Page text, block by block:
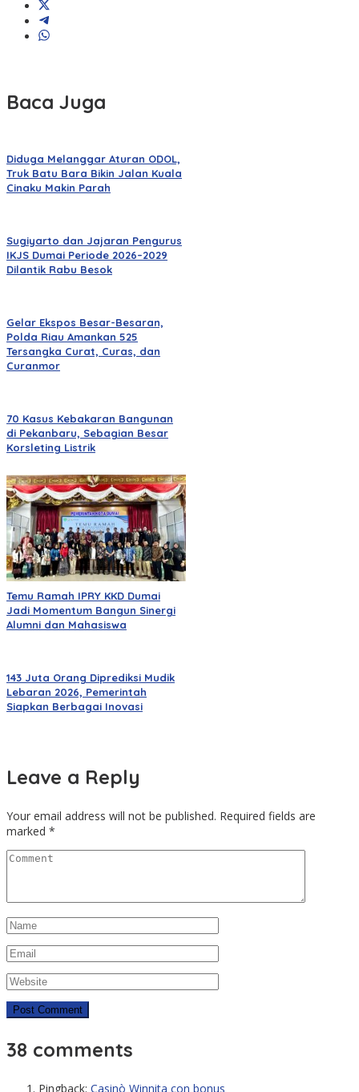
Baca Juga
Diduga Melanggar Aturan ODOL,
Truk Batu Bara Bikin Jalan Kuala
Cinaku Makin Parah
Sugiyarto dan Jajaran Pengurus
IKJS Dumai Periode 2026–2029
Dilantik Rabu Besok
Gelar Ekspos Besar-Besaran,
Polda Riau Amankan 525
Tersangka Curat, Curas, dan
Curanmor
70 Kasus Kebakaran Bangunan
di Pekanbaru, Sebagian Besar
Korsleting Listrik
Temu Ramah IPRY KKD Dumai
Jadi Momentum Bangun Sinergi
Alumni dan Mahasiswa
143 Juta Orang Diprediksi Mudik
Lebaran 2026, Pemerintah
Siapkan Berbagai Inovasi
Leave a Reply
Your email address will not be published. Required fields are
marked *
38 comments
Pingback: Casinò Winnita con bonus